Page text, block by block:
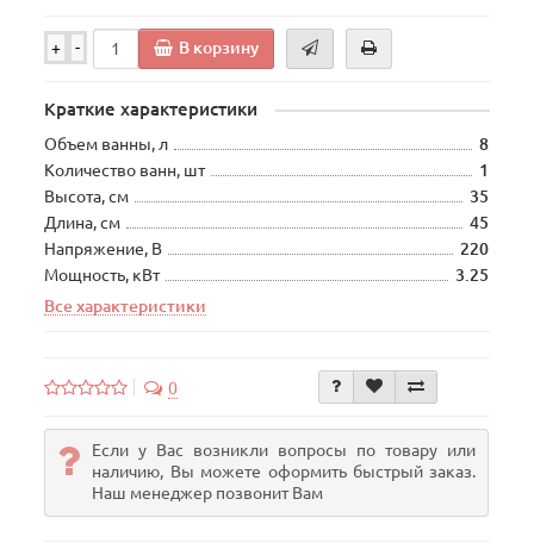
+ - В корзину
Краткие характеристики
Объем ванны, л
8
Количество ванн, шт
1
Высота, см
35
Длина, см
45
Напряжение, В
220
Мощность, кВт
3.25
Все характеристики
0
Если у Вас возникли вопросы по товару или
наличию, Вы можете оформить быстрый заказ.
Наш менеджер позвонит Вам